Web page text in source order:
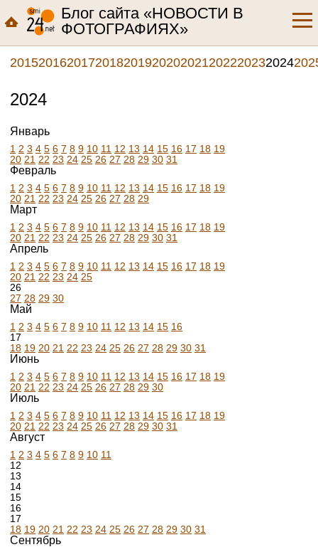
Блог сайта «НОВОСТИ В
ФОТОГРАФИЯХ»
2015201620172018201920202021202220232024
2024
Январь
1 2 3 4 5 6 7 8 9 10 11 12 13 14 15 16 17 18 19
20 21 22 23 24 25 26 27 28 29 30 31
Февраль
1 2 3 4 5 6 7 8 9 10 11 12 13 14 15 16 17 18 19
20 21 22 23 24 25 26 27 28 29
Март
1 2 3 4 5 6 7 8 9 10 11 12 13 14 15 16 17 18 19
20 21 22 23 24 25 26 27 28 29 30 31
Апрель
1 2 3 4 5 6 7 8 9 10 11 12 13 14 15 16 17 18 19
20 21 22 23 24 25
26
27 28 29 30
Май
1 2 3 4 5 6 7 8 9 10 11 12 13 14 15 16
17
18 19 20 21 22 23 24 25 26 27 28 29 30 31
Июнь
1 2 3 4 5 6 7 8 9 10 11 12 13 14 15 16 17 18 19
20 21 22 23 24 25 26 27 28 29 30
Июль
1 2 3 4 5 6 7 8 9 10 11 12 13 14 15 16 17 18 19
20 21 22 23 24 25 26 27 28 29 30 31
Август
1 2 3 4 5 6 7 8 9 10 11
12
13
14
15
16
17
18 19 20 21 22 23 24 25 26 27 28 29 30 31
Сентябрь